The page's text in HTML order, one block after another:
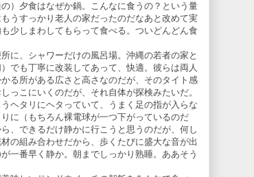
）夕食はなぜか鍋。こんなに食うの？という量
うすっかり老人の家だったのだなあと改めて実
少しまわしてもらって食べる。ついどんどん食
に、シャワーだけの風呂場。沖縄の若者の家と
でも丁寧に改装してあって、快適。彼らは両人
る所がある広さと高さなのだが、そのタイト感
っこにいくのだが、それ自体が探検みたいだ。
ヘタリにヘタっていて、うまく足の指が入らな
に（もちろん裸電球が一つ下がっているのだ
、できるだけ静かに行こうと思うのだが、何し
の組み合わせだから、歩くたびに盛大な音が出
一番早く静か。朝までしっかり熟睡。ああそう